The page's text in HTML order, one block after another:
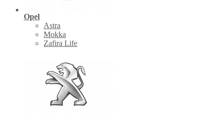
Opel
Astra
Mokka
Zafira Life